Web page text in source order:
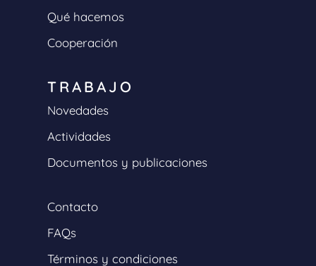
Qué hacemos
Cooperación
TRABAJO
Novedades
Actividades
Documentos y publicaciones
Contacto
FAQs
Términos y condiciones